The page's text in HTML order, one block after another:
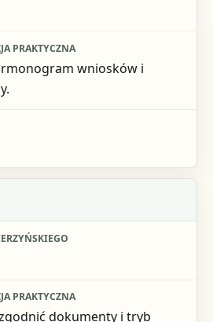
wniosków i
dokumenty i tryb